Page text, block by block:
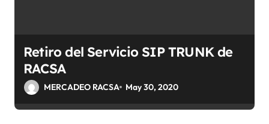
s
Retiro del Servicio SIP TRUNK de
RACSA
MERCADEO RACSA May 30, 2020